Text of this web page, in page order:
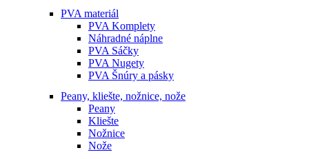
PVA materiál
PVA Komplety
Náhradné náplne
PVA Sáčky
PVA Nugety
PVA Šnúry a pásky
Peany, kliešte, nožnice, nože
Peany
Kliešte
Nožnice
Nože